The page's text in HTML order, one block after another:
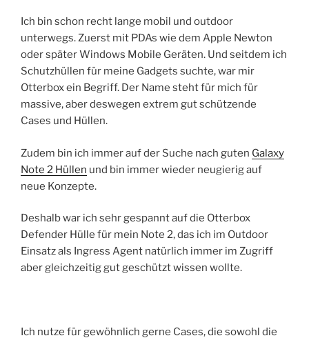
Ich bin schon recht lange mobil und outdoor
unterwegs. Zuerst mit PDAs wie dem Apple Newton
oder später Windows Mobile Geräten. Und seitdem ich
Schutzhüllen für meine Gadgets suchte, war mir
Otterbox ein Begriff. Der Name steht für mich für
massive, aber deswegen extrem gut schützende
Cases und Hüllen.
Zudem bin ich immer auf der Suche nach guten Galaxy
Note 2 Hüllen und bin immer wieder neugierig auf
neue Konzepte.
Deshalb war ich sehr gespannt auf die Otterbox
Defender Hülle für mein Note 2, das ich im Outdoor
Einsatz als Ingress Agent natürlich immer im Zugriff
aber gleichzeitig gut geschützt wissen wollte.
Ich nutze für gewöhnlich gerne Cases, die sowohl die